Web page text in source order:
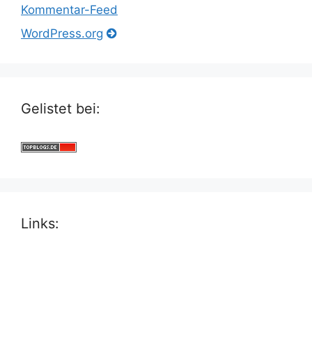
Kommentar-Feed
WordPress.org
Gelistet bei:
Links: